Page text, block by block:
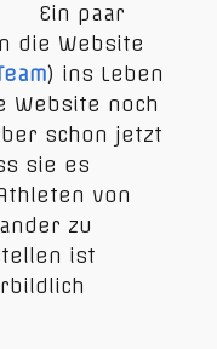
Ein paar
die Website
) ins Leben
Website noch
schon jetzt
sie es
von
zu
ist